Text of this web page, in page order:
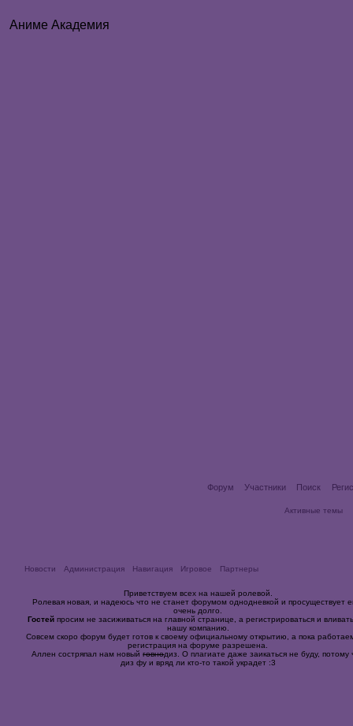
Аниме Академия
Форум Участники Поиск
Активные темы
Новости Администрация Навигация Игровое Партнеры
Приветствуем всех на нашей ролевой.
Ролевая новая, и надеюсь что не станет форумом однодневкой и просуществует
очень долго.
Гостей просим не засиживаться на главной странице, а регистрироваться и
нашу компанию.
Совсем скоро форум будет готов к своему официальному открытию, а пока
регистрация на форуме разрешена.
Аллен состряпал нам новыйговнодиз. О плагиате даже заикаться не буду, потому
диз фу и вряд ли кто-то такой украдет :3